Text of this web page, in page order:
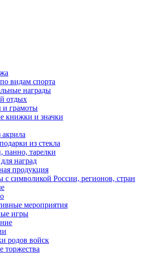
видам спорта
награды
отдых
грамоты
книжки и значки
из стекла
панно, тарелки
наград
продукция
с символикой России, регионов, стран
мероприятия
игры
родов войск
торжества